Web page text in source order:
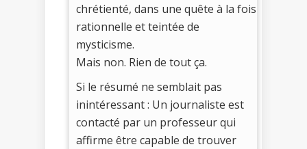
chrétienté, dans une quête à la fois
rationnelle et teintée de
mysticisme.
Mais non. Rien de tout ça.
Si le résumé ne semblait pas
inintéressant : Un journaliste est
contacté par un professeur qui
affirme être capable de trouver